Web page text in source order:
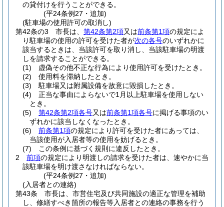
の貸付けを行うことができる。
(平24条例27・追加)
(駐車場の使用許可の取消し)
第42条の3
市長は、 第42条第2項又は前条第1項の規定によ
り駐車場の使用の許可を受けた者が次の各号のいずれかに
該当するときは、当該許可を取り消し、当該駐車場の明渡
しを請求することができる。
(1)
虚偽その他不正な行為により使用許可を受けたとき。
(2)
使用料を滞納したとき。
(3)
駐車場又は附属設備を故意に毀損したとき。
(4)
正当な事由によらないで1月以上駐車場を使用しない
とき。
(5)
第42条第2項各号又は前条第1項各号に掲げる事項のい
ずれかに該当しなくなったとき。
(6)
前条第1項の規定により許可を受けた者にあっては、
当該使用が入居者等の使用を妨げるとき。
(7)
この条例に基づく規則に違反したとき。
2
前項の規定により明渡しの請求を受けた者は、速やかに当
該駐車場を明け渡さなければならない。
(平24条例27・追加)
(入居者との連絡)
第43条
市長は、市営住宅及び共同施設の適正な管理を補助
し、修繕すべき箇所の報告等入居者との連絡の事務を行う